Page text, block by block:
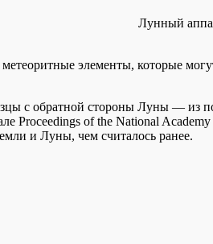
Лунный
элементы, которые
с обратной стороны Луны — из
of the National
и Луны, чем считалось ранее.